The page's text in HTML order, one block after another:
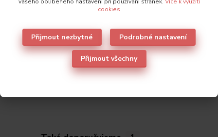
Parametry
Lormar
vašeho oblíbeného nastavení při používání stránek. Více k využití
cookies
Přijmout nezbytné Podrobné nastavení
Přijmout všechny